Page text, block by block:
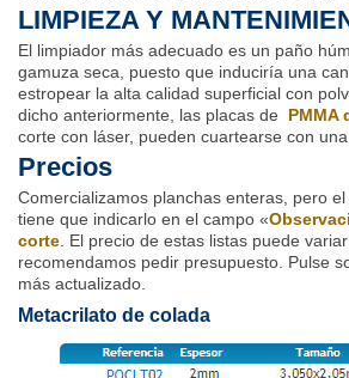
LIMPIEZA Y
El limpiador más adecuado es un paño
gamuza seca, puesto que induciría una
estropear la alta calidad superficial con
dicho anteriormente, las placas de PMMA
corte con láser, pueden cuartearse con
Precios
Comercializamos planchas enteras, pero
tiene que indicarlo en el campo «
corte . El precio de estas listas puede
recomendamos pedir presupuesto. Pulse
más actualizado.
Metacrilato de colada